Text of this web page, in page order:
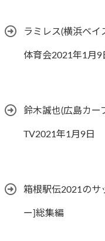
ラミレス(横浜ベイ
体育会2021年1月9
鈴木誠也(広島カー
TV2021年1月9日
箱根駅伝2021のサ
ー]総集編